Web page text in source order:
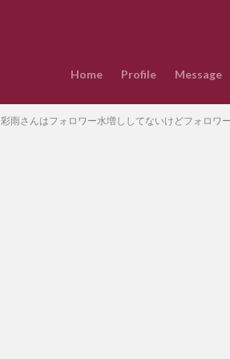
Home Profile Message
彩雨さんはフォロワー水増ししてないけどフォロワ